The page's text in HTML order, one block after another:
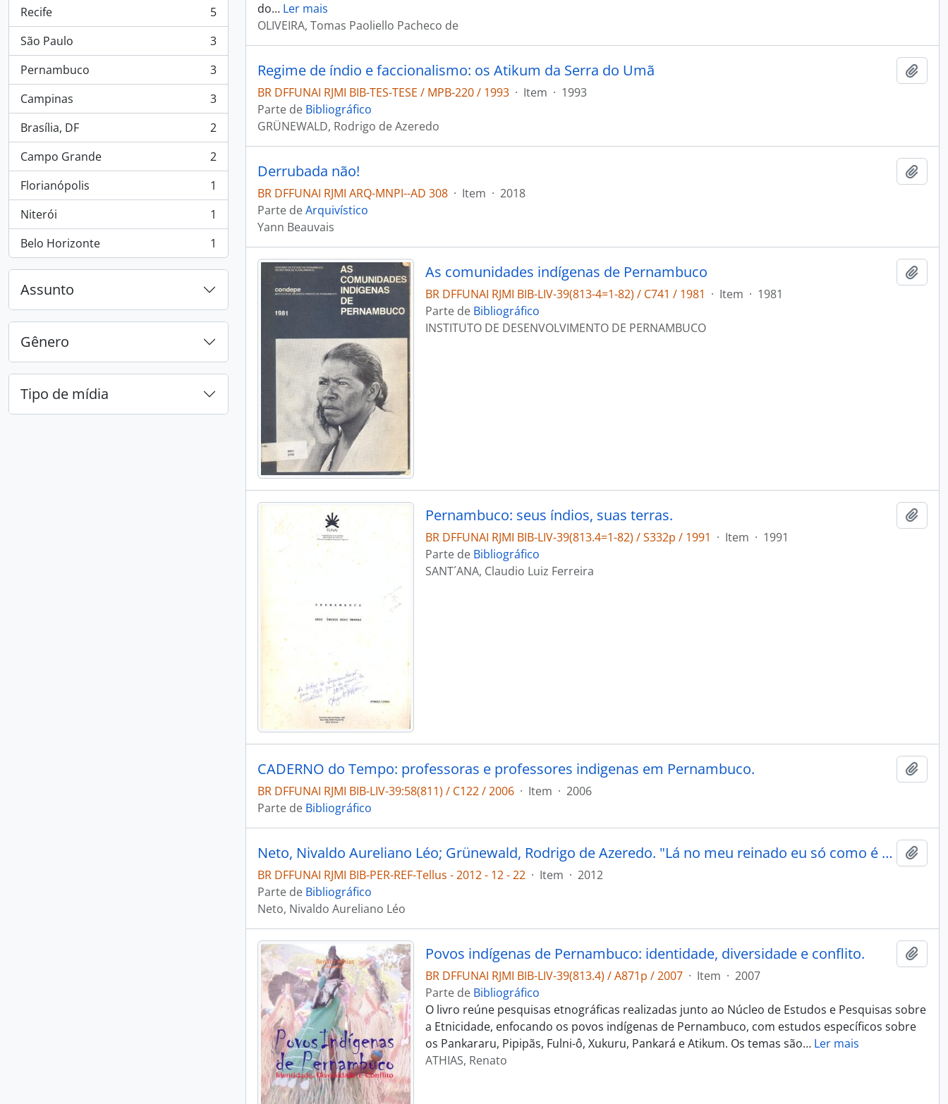
Recife
, 5 resultados
5
São Paulo
, 3 resultados
3
Pernambuco
, 3 resultados
3
Campinas
, 3 resultados
3
Brasília, DF
, 2 resultados
2
Campo Grande
, 2 resultados
2
Florianópolis
, 1 resultados
1
Niterói
, 1 resultados
1
Belo Horizonte
, 1 resultados 1
Assunto
Gênero
Tipo de mídia
do… Ler mais
OLIVEIRA, Tomas Paoliello Pacheco de
Regime de índio e faccionalismo: os Atikum da Serra do Umã
BR DFFUNAI RJMI BIB-TES-TESE / MPB-220 / 1993 · Item · 1993
Parte de Bibliográfico
GRÜNEWALD, Rodrigo de Azeredo
Derrubada não!
BR DFFUNAI RJMI ARQ-MNPI--AD 308 · Item · 2018
Parte deArquivístico
Yann Beauvais
As comunidades indígenas de Pernambuco
BR DFFUNAI RJMI BIB-LIV-39(813-4=1-82) / C741 / 1981 · Item · 1981
Parte de Bibliográfico
INSTITUTO DE DESENVOLVIMENTO DE PERNAMBUCO
Pernambuco: seus índios, suas terras.
BR DFFUNAI RJMI BIB-LIV-39(813.4=1-82) / S332p / 1991 · Item · 1991
Parte de Bibliográfico
SANT´ANA, Claudio Luiz Ferreira
CADERNO do Tempo: professoras e professores indigenas em Pernambuco.
BR DFFUNAI RJMI BIB-LIV-39:58(811) / C122 / 2006 · Item · 2006
Parte de Bibliográfico
Neto, Nivaldo Aureliano Léo; Grünewald, Rodrigo de Azeredo. "Lá no meu reinado eu só como é mel": dinâmica cosmológica entre os índios Atikum, PE [Tellus]
BR DFFUNAI RJMI BIB-PER-REF-Tellus - 2012 - 12 - 22 · Item · 2012
Parte de Bibliográfico
Neto, Nivaldo Aureliano Léo
Povos indígenas de Pernambuco: identidade, diversidade e conflito.
BR DFFUNAI RJMI BIB-LIV-39(813.4) / A871p / 2007 · Item · 2007
Parte de Bibliográfico
O livro reúne pesquisas etnográficas realizadas junto ao Núcleo de Estudos e Pesquisas sobre
a Etnicidade, enfocando os povos indígenas de Pernambuco, com estudos específicos sobre
os Pankararu, Pipipãs, Fulni-ô, Xukuru, Pankará e Atikum. Os temas são… Ler mais
ATHIAS, Renato